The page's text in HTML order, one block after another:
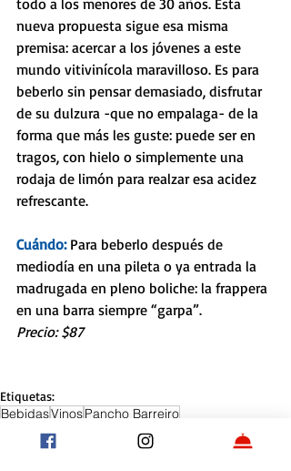
todo a los menores de 30 años. Esta
nueva propuesta sigue esa misma
premisa: acercar a los jóvenes a este
mundo vitivinícola maravilloso. Es para
beberlo sin pensar demasiado, disfrutar
de su dulzura -que no empalaga- de la
forma que más les guste: puede ser en
tragos, con hielo o simplemente una
rodaja de limón para realzar esa acidez
refrescante.
Cuándo: Para beberlo después de
mediodía en una pileta o ya entrada la
madrugada en pleno boliche: la frappera
en una barra siempre “garpa”.
Precio: $87
Etiquetas:
BebidasVinosPancho Barreiro